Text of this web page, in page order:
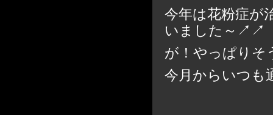
今年は花粉症が
いました～↗↗
が！やっぱりそ
今月からいつも